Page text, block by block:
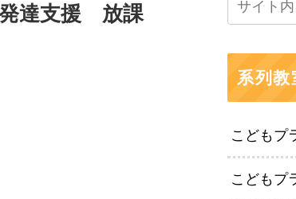
達支援 放課
系列教
こどもプ
こどもプ